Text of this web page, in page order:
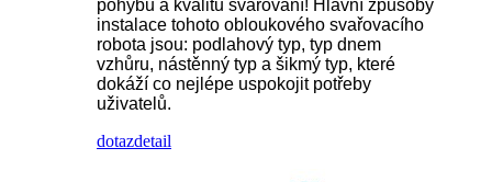
pohybu a kvalitu svařování! Hlavní způsoby
instalace tohoto obloukového svařovacího
robota jsou: podlahový typ, typ dnem
vzhůru, nástěnný typ a šikmý typ, které
dokáží co nejlépe uspokojit potřeby
uživatelů.
dotazdetail